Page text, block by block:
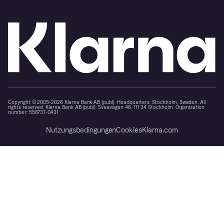
Copyright © 2005-2026 Klarna Bank AB (publ). Headquarters: Stockholm, Sweden. All
rights reserved. Klarna Bank AB (publ). Sveavägen 46, 111 34 Stockholm. Organization
number: 556737-0431
NutzungsbedingungenCookiesKlarna.com